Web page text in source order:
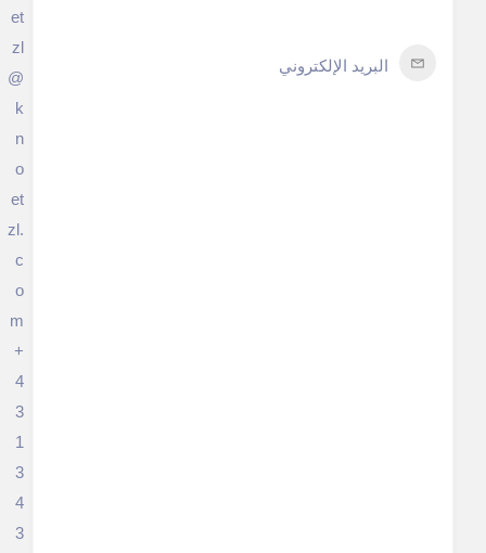
البريد الإلكتروني
et
zl
@
k
n
o
et
zl.
c
o
m
+
4
3
1
3
4
3